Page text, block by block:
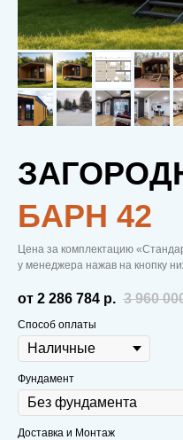
БAРН 42
Цена за комплектацию
у менеджера нажав на кнопку
от 2 286 784 р. 3 960
Способ оплаты
Фундамент
Доставка и Монтаж